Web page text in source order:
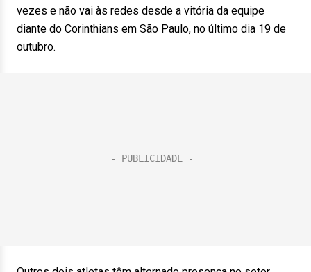
vezes e não vai às redes desde a vitória da equipe
diante do Corinthians em São Paulo, no último dia 19 de
outubro.